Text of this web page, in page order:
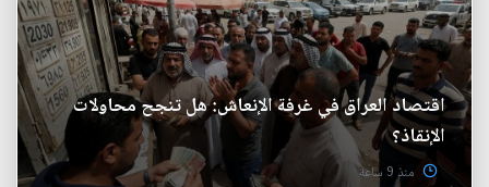
اقتصاد العراق في غرفة الإنعاش: هل تنجح محاولات
الإنقاذ؟
منذ 9 ساعة